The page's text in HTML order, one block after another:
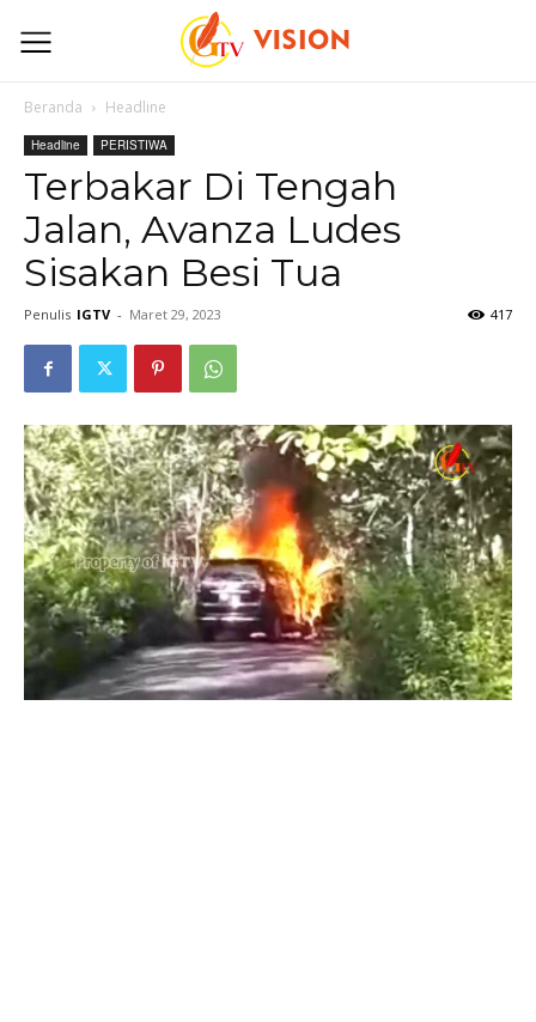
Beranda Headline
Headline PERISTIWA
Terbakar Di Tengah
Jalan, Avanza Ludes
Sisakan Besi Tua
Penulis IGTV - Maret 29, 2023 417